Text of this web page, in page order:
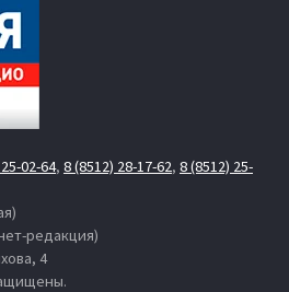
02-64, 8 (8512) 28-17-62, 8 (8512) 25-
редакция)
4